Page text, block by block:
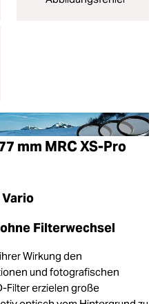
mm MRC XS-Pro
Filterwechsel
Wirkung den
und fotografischen
Filter erzielen große